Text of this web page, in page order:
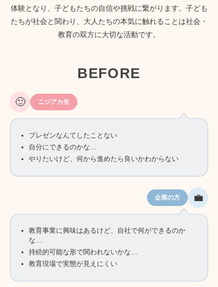
体験となり、子どもたちの自信や挑戦に繋がります。子ども
たちが社会と関わり、大人たちの本気に触れることは社会・
教育の双方に大切な活動です。
BEFORE
🙂 ニジアカ生
プレゼンなんてしたことない
自分にできるのかな…
やりたいけど、何から進めたら良いかわからない
💼
企業の方
教育事業に興味はあるけど、自社で何ができるのか
な…
持続的可能な形で関われないかな…
教育現場で実態が見えにくい